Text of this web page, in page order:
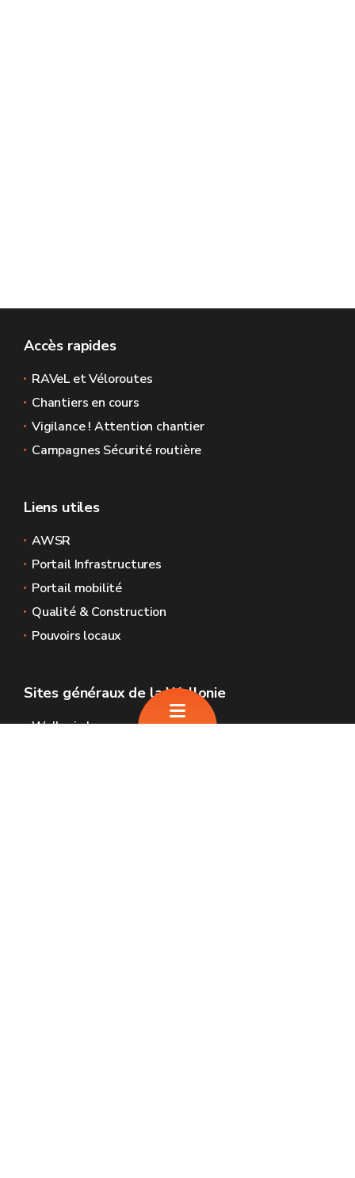
Accès rapides
RAVeL et Véloroutes
Chantiers en cours
Vigilance ! Attention chantier
Campagnes Sécurité routière
Liens utiles
AWSR
Portail Infrastructures
Portail mobilité
Qualité & Construction
Pouvoirs locaux
Sites généraux de la Wallonie
Wallonie.be